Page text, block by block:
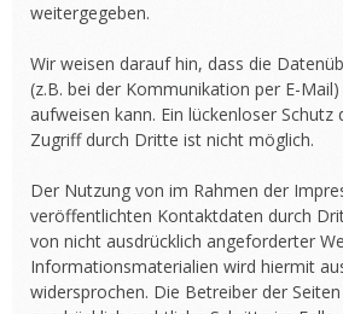
weitergegeben.
Wir weisen darauf hin, dass die
(z.B. bei der Kommunikation per E-
aufweisen kann. Ein lückenloser
Zugriff durch Dritte ist nicht möglich.
Der Nutzung von im Rahmen der
veröffentlichten Kontaktdaten durch
von nicht ausdrücklich angeforderter
Informationsmaterialien wird hiermit
widersprochen. Die Betreiber der